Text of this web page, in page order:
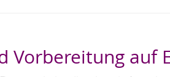
Vorbereitung auf